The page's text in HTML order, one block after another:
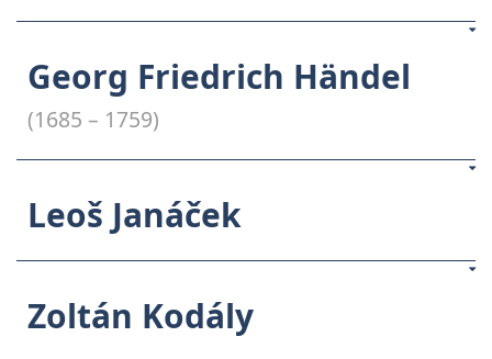
Georg Friedrich Händel
(1685 – 1759)
Leoš Janáček
Zoltán Kodály